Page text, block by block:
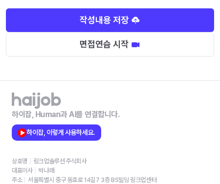
작성내용 저장
면접연습 시작
하이잡, Human과 AI를 연결합니다.
하이잡, 이렇게 사용하세요.
상호명
링크업솔루션 주식회사
대표이사
박나래
주소
서울특별시 중구 동호로 14길7 3층 BS빌딩 링크업센터